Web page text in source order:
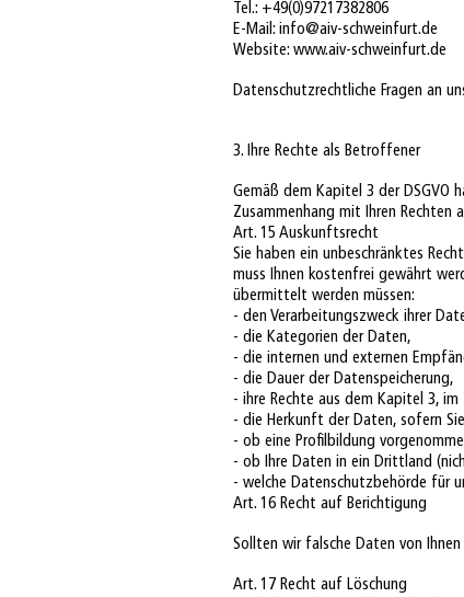
Tel.: +49(0)97217382806
E-Mail: info@aiv-schweinfurt.de
Website: www.aiv-schweinfurt.de
Datenschutzrechtliche Fragen an
3. Ihre Rechte als Betroffener
Gemäß dem Kapitel 3 der DSGVO
Zusammenhang mit Ihren
Art. 15 Auskunftsrecht
Sie haben ein unbeschränktes
muss Ihnen kostenfrei gewährt
übermittelt werden müssen:
- den Verarbeitungszweck ihrer
- die Kategorien der Daten,
- die internen und externen
- die Dauer der Datenspeicherung,
- ihre Rechte aus dem Kapitel 3,
- die Herkunft der Daten, sofern
- ob eine Profilbildung
- ob Ihre Daten in ein Drittland
- welche Datenschutzbehörde für
Art. 16 Recht auf Berichtigung
Sollten wir falsche Daten von
Art. 17 Recht auf Löschung